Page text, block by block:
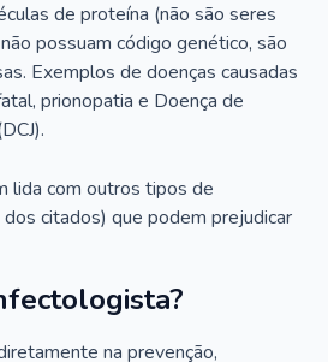
de proteína (não são seres
possuam código genético, são
Exemplos de doenças causadas
prionopatia e Doença de
lida com outros tipos de
citados) que podem prejudicar
na prevenção,